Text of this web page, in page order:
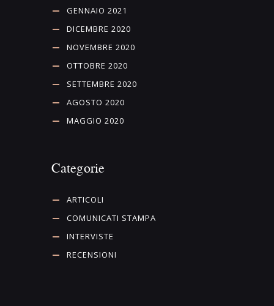
GENNAIO 2021
DICEMBRE 2020
NOVEMBRE 2020
OTTOBRE 2020
SETTEMBRE 2020
AGOSTO 2020
MAGGIO 2020
Categorie
ARTICOLI
COMUNICATI STAMPA
INTERVISTE
RECENSIONI